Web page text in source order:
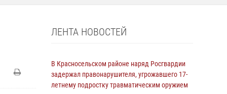
ЛЕНТА НОВОСТЕЙ
В Красносельском районе наряд Росгвардии
задержал правонарушителя, угрожавшего 17-
летнему подростку травматическим оружием